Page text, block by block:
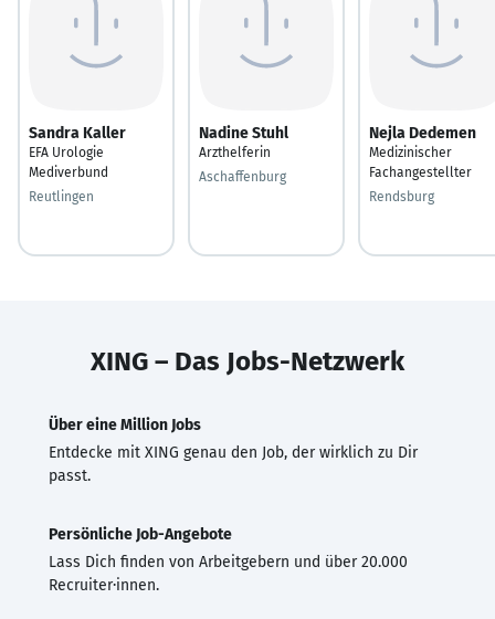
Sandra Kaller
EFA Urologie
Mediverbund
Reutlingen
Nadine Stuhl
Arzthelferin
Aschaffenburg
Nejla Dedemen
Medizinischer
Fachangestellter
Rendsburg
XING – Das Jobs-Netzwerk
Über eine Million Jobs
Entdecke mit XING genau den Job, der wirklich zu Dir
passt.
Persönliche Job-Angebote
Lass Dich finden von Arbeitgebern und über 20.000
Recruiter·innen.